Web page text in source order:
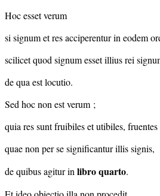
Hoc esset verum
si signum et res acciperentur in eodem
scilicet quod signum esset illius rei
de qua est locutio.
Sed hoc non est verum ;
quia res sunt fruibiles et utibiles, fruentes
quae non per se significantur illis signis,
de quibus agitur in libro quarto.